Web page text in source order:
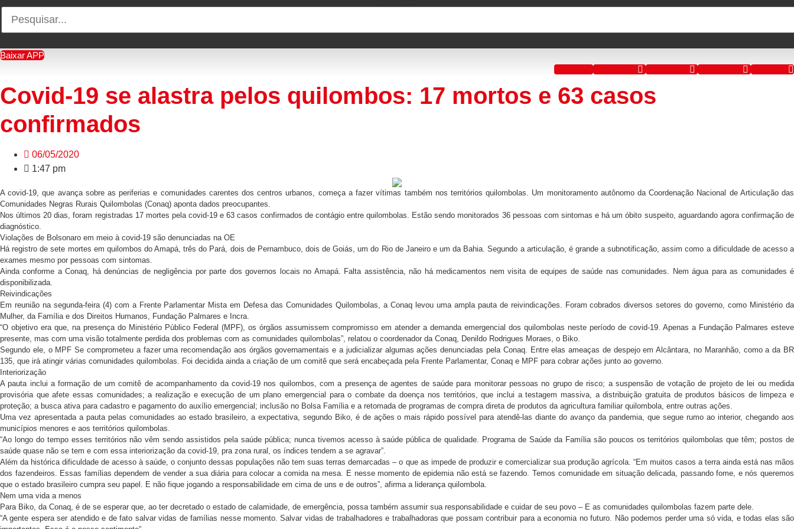
Baixar APP
X-twitter
Facebook Instagram Youtube
Covid-19 se alastra pelos quilombos: 17 mortos e 63 casos
confirmados
06/05/2020
1:47 pm
A covid-19, que avança sobre as periferias e comunidades carentes dos centros urbanos, começa a fazer vítimas também nos territórios quilombolas. Um monitoramento autônomo da Coordenação Nacional de Articulação das
Comunidades Negras Rurais Quilombolas (Conaq) aponta dados preocupantes.
Nos últimos 20 dias, foram registradas 17 mortes pela covid-19 e 63 casos confirmados de contágio entre quilombolas. Estão sendo monitorados 36 pessoas com sintomas e há um óbito suspeito, aguardando agora confirmação de
diagnóstico.
Violações de Bolsonaro em meio à covid-19 são denunciadas na OE
Há registro de sete mortes em quilombos do Amapá, três do Pará, dois de Pernambuco, dois de Goiás, um do Rio de Janeiro e um da Bahia. Segundo a articulação, é grande a subnotificação, assim como a dificuldade de acesso a
exames mesmo por pessoas com sintomas.
Ainda conforme a Conaq, há denúncias de negligência por parte dos governos locais no Amapá. Falta assistência, não há medicamentos nem visita de equipes de saúde nas comunidades. Nem água para as comunidades é
disponibilizada.
Reivindicações
Em reunião na segunda-feira (4) com a Frente Parlamentar Mista em Defesa das Comunidades Quilombolas, a Conaq levou uma ampla pauta de reivindicações. Foram cobrados diversos setores do governo, como Ministério da
Mulher, da Família e dos Direitos Humanos, Fundação Palmares e Incra.
“O objetivo era que, na presença do Ministério Público Federal (MPF), os órgãos assumissem compromisso em atender a demanda emergencial dos quilombolas neste período de covid-19. Apenas a Fundação Palmares esteve
presente, mas com uma visão totalmente perdida dos problemas com as comunidades quilombolas”, relatou o coordenador da Conaq, Denildo Rodrigues Moraes, o Biko.
Segundo ele, o MPF Se comprometeu a fazer uma recomendação aos órgãos governamentais e a judicializar algumas ações denunciadas pela Conaq. Entre elas ameaças de despejo em Alcântara, no Maranhão, como a da BR
135, que irá atingir várias comunidades quilombolas. Foi decidida ainda a criação de um comitê que será encabeçada pela Frente Parlamentar, Conaq e MPF para cobrar ações junto ao governo.
Interiorização
A pauta inclui a formação de um comitê de acompanhamento da covid-19 nos quilombos, com a presença de agentes de saúde para monitorar pessoas no grupo de risco; a suspensão de votação de projeto de lei ou medida
provisória que afete essas comunidades; a realização e execução de um plano emergencial para o combate da doença nos territórios, que inclui a testagem massiva, a distribuição gratuita de produtos básicos de limpeza e
proteção; a busca ativa para cadastro e pagamento do auxílio emergencial; inclusão no Bolsa Família e a retomada de programas de compra direta de produtos da agricultura familiar quilombola, entre outras ações.
Uma vez apresentada a pauta pelas comunidades ao estado brasileiro, a expectativa, segundo Biko, é de ações o mais rápido possível para atendê-las diante do avanço da pandemia, que segue rumo ao interior, chegando aos
municípios menores e aos territórios quilombolas.
“Ao longo do tempo esses territórios não vêm sendo assistidos pela saúde pública; nunca tivemos acesso à saúde pública de qualidade. Programa de Saúde da Família são poucos os territórios quilombolas que têm; postos de
saúde quase não se tem e com essa interiorização da covid-19, pra zona rural, os índices tendem a se agravar”.
Além da histórica dificuldade de acesso à saúde, o conjunto dessas populações não tem suas terras demarcadas – o que as impede de produzir e comercializar sua produção agrícola. “Em muitos casos a terra ainda está nas mãos
dos fazendeiros. Essas famílias dependem de vender a sua diária para colocar a comida na mesa. E nesse momento de epidemia não está se fazendo. Temos comunidade em situação delicada, passando fome, e nós queremos
que o estado brasileiro cumpra seu papel. E não fique jogando a responsabilidade em cima de uns e de outros”, afirma a liderança quilombola.
Nem uma vida a menos
Para Biko, da Conaq, é de se esperar que, ao ter decretado o estado de calamidade, de emergência, possa também assumir sua responsabilidade e cuidar de seu povo – E as comunidades quilombolas fazem parte dele.
“A gente espera ser atendido e de fato salvar vidas de famílias nesse momento. Salvar vidas de trabalhadores e trabalhadoras que possam contribuir para a economia no futuro. Não podemos perder uma só vida, e todas elas são